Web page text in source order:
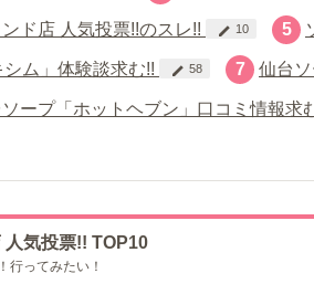
ド店 人気投票!!のスレ!! 10 5
ム」体験談求む!! 58 7 仙台ソ
ープ「ホットヘブン」口コミ情報求
人気投票!! TOP10
行ってみたい！